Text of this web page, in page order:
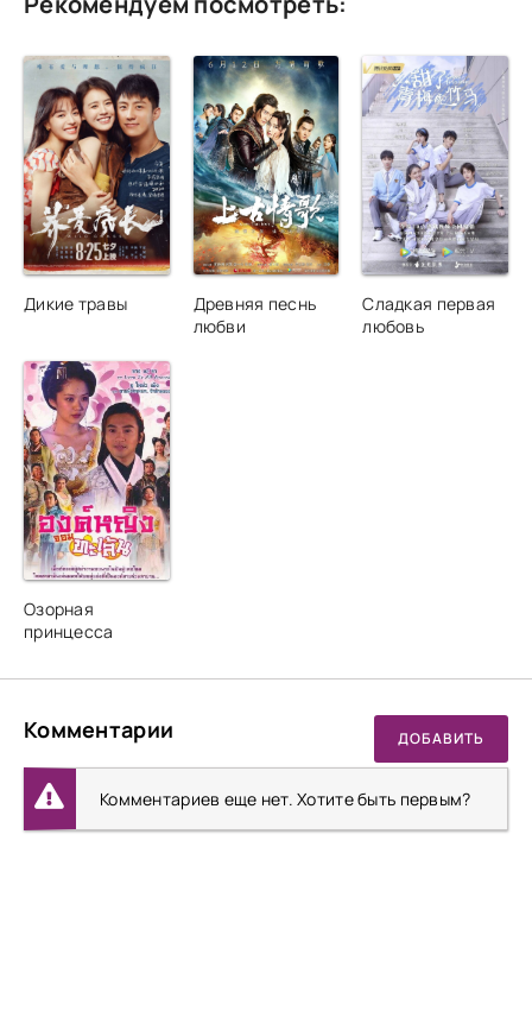
Дикие травы
Древняя песнь
любви
Сладкая первая
любовь
Озорная
принцесса
Комментарии ДОБАВИТЬ
Комментариев еще нет. Хотите быть первым?